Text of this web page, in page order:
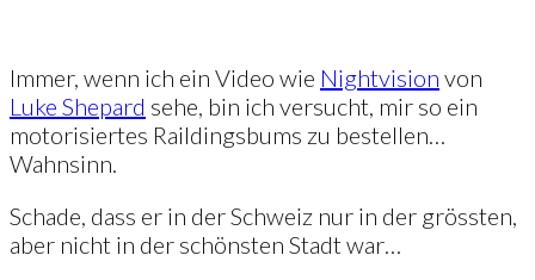
Immer, wenn ich ein Video wie Nightvision von
Luke Shepard sehe, bin ich versucht, mir so ein
motorisiertes Raildingsbums zu bestellen…
Wahnsinn.
Schade, dass er in der Schweiz nur in der grössten,
aber nicht in der schönsten Stadt war…